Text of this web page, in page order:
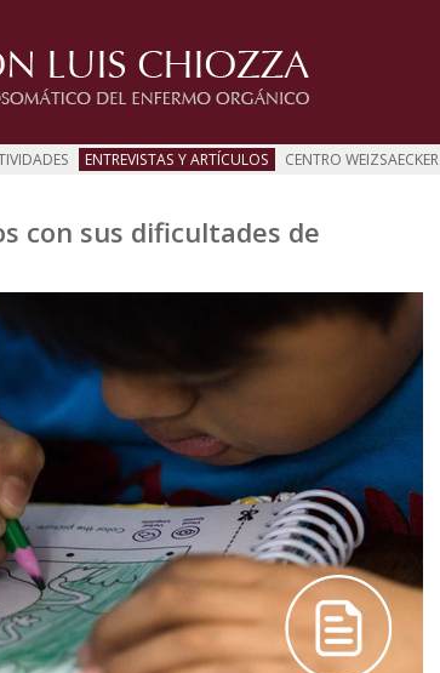
ENTREVISTAS Y ARTÍCULOS CENTRO WEIZSAECKER
con sus dificultades de